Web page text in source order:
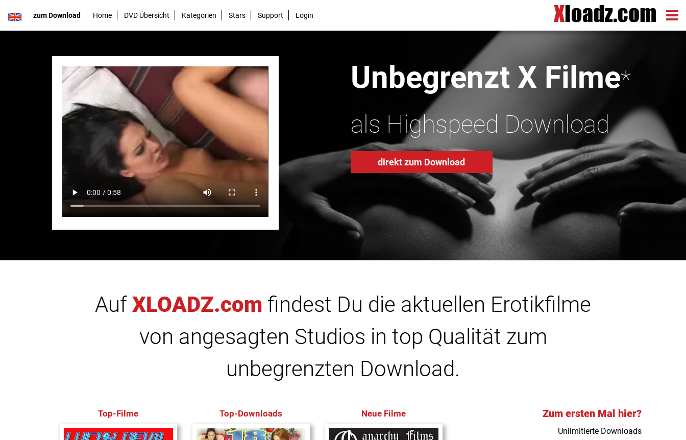
zum Download Home DVD Übersicht Kategorien Stars Support Login
Unbegrenzt X Filme*
als Highspeed Download
direkt zum Download
Auf XLOADZ.com findest Du die aktuellen Erotikfilme
von angesagten Studios in top Qualität zum
unbegrenzten Download.
Top-Filme Top-Downloads Neue Filme Zum ersten Mal hier?
Unlimitierte Downloads